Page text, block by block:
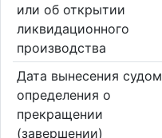
или об открытии
ликвидационного
производства
Дата вынесения судом
определения о
прекращении
(завершении)